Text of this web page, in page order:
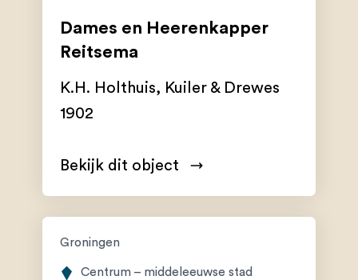
Dames en Heerenkapper
Reitsema
K.H. Holthuis, Kuiler & Drewes
1902
Bekijk dit object
Groningen
Centrum – middeleeuwse stad